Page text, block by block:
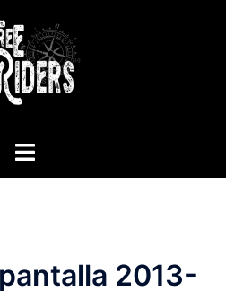
Alternar
2013-